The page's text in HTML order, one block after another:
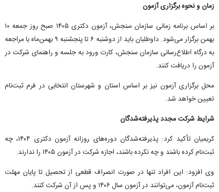
زمان و نحوه برگزاری آزمون
بر اساس برنامه زمانی سازمان سنجش، آزمون دکتری ۱۴۰۵ صبح روز جمعه ۱۰
بهمن برگزار می‌شود. داوطلبان باید از دوشنبه ۶ تا پنجشنبه ۹ بهمن‌ماه با مراجعه
به درگاه اطلاع‌رسانی سازمان سنجش، کارت ورود به جلسه و راهنمای شرکت در
آزمون را دریافت کنند.
محل برگزاری آزمون نیز بر اساس استان و شهرستان انتخابی در فرم ثبت‌نام
تعیین خواهد شد.
شرایط شرکت مجدد پذیرفته‌شدگان
کریمیان تأکید کرد: پذیرفته‌شدگان دوره‌های روزانه آزمون دکتری ۱۴۰۴، چه
ثبت‌نام کرده باشند و چه نکرده باشند، اجازه شرکت در آزمون ۱۴۰۵ را ندارند.
وی افزود: این افراد تنها در صورت انصراف قطعی از تحصیل تا پایان مهلت
ثبت‌نام آزمون، می‌توانند در آزمون سال ۱۴۰۶ و پس از آن شرکت کنند.